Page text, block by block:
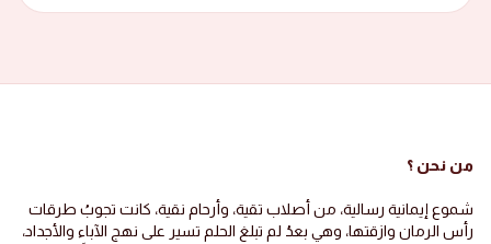
من نحن ؟
شموع إيمانية رسالية، من أصلاب تقية، وأرحام نقية، كانت تجوبُ طرقات
رأس الرمان وازقتها، وهي بعدُ لم تبلغ الحلم تسير على نهج الآباء والأجداد،